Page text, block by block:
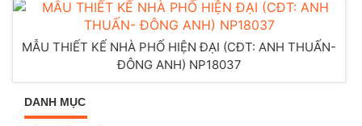
MẪU THIẾT KẾ NHÀ PHỐ HIỆN ĐẠI (CĐT: ANH THUẤN-
ĐÔNG ANH) NP18037
DANH MỤC